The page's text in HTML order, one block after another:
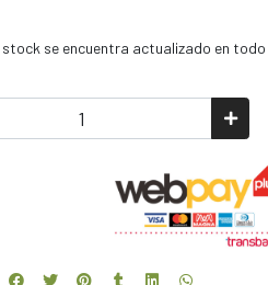
stock se encuentra actualizado en